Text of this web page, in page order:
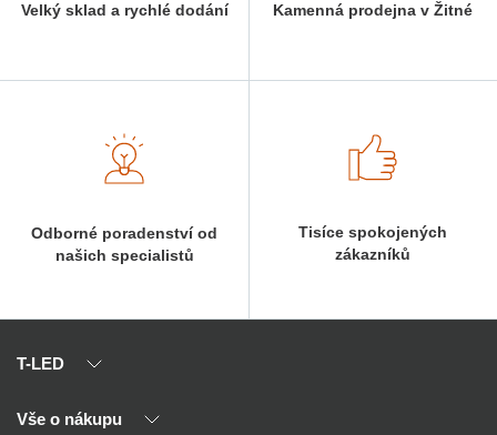
Velký sklad a rychlé dodání Kamenná prodejna v Žitné
Odborné poradenství od
našich specialistů
Tisíce spokojených
zákazníků
T-LED
O nás
Vše o nákupu